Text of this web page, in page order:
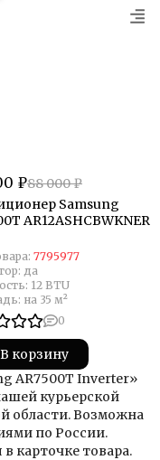
₽88 000 ₽
Samsung
AR12ASHCBWKNER
7795977
да
12 BTU
на 35 м²
0
В корзину
AR7500T Inverter»
курьерской
области. Возможна
по России.
карточке товара.